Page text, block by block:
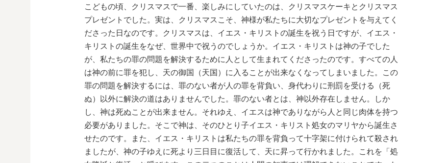
こどもの頃、クリスマスで一番、楽しみにしていたのは、クリスマスケーキとクリスマス
プレゼントでした。実は、クリスマスこそ、神様が私たちに大切なプレゼントを与えてく
ださった日なのです。クリスマスは、イエス・キリストの誕生を祝う日ですが、イエス・
キリストの誕生をなぜ、世界中で祝うのでしょうか。イエス・キリストは神の子でした
が、私たちの罪の問題を解決するために人として生まれてくださったのです。すべての人
は神の前に罪を犯し、天の御国（天国）に入ることが出来なくなってしまいました。この
罪の問題を解決するには、罪のない者が人の罪を背負い、身代わりに刑罰を受ける（死
ぬ）以外に解決の道はありませんでした。罪のない者とは、神以外存在しません。しか
し、神は死ぬことが出来ません。それゆえ、イエスは神でありながら人と同じ肉体を持つ
必要がありました。そこで神は、そのひとり子イエス・キリスト処女のマリヤから誕生さ
せたのです。また、イエス・キリストは私たちの罪を背負って十字架に付けられて殺され
ましたが、神の子ゆえに死より三日目に復活して、天に昇って行かれました。これを「処